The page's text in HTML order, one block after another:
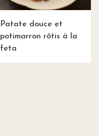
Patate douce et
potimarron rôtis à la
feta